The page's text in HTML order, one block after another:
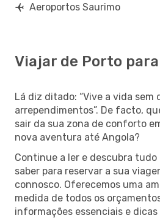
Aeroportos Saurimo
Viajar de Porto
Lá diz ditado: “Vive a vida sem
arrependimentos”. De facto,
sair da sua zona de conforto
nova aventura até Angola?
Continue a ler e descubra tudo
saber para reservar a sua
connosco. Oferecemos uma
medida de todos os
informações essenciais e